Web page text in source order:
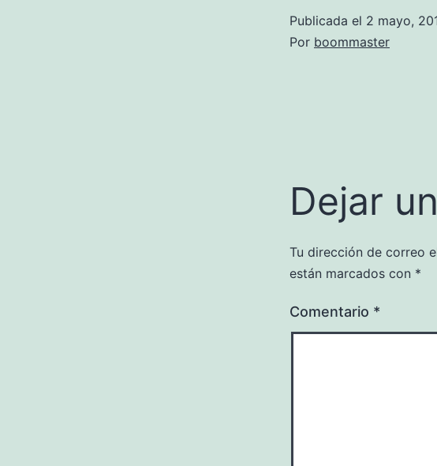
Publicada el 2 mayo,
Por boommaster
Dejar
Tu dirección de correo
están marcados con *
Comentario *